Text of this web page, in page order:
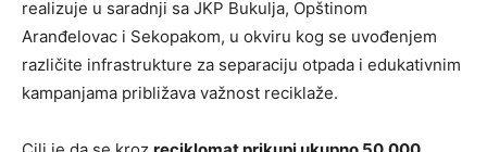
realizuje u saradnji sa JKP Bukulja, Opštinom
Aranđelovac i Sekopakom, u okviru kog se uvođenjem
različite infrastrukture za separaciju otpada i edukativnim
kampanjama približava važnost reciklaže.